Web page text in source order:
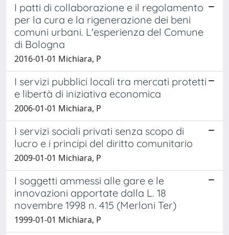
I patti di collaborazione e il regolamento
per la cura e la rigenerazione dei beni
comuni urbani. L'esperienza del Comune
di Bologna
2016-01-01 Michiara, P
I servizi pubblici locali tra mercati protetti
e libertà di iniziativa economica
2006-01-01 Michiara, P
I servizi sociali privati senza scopo di
lucro e i principi del diritto comunitario
2009-01-01 Michiara, P
I soggetti ammessi alle gare e le
innovazioni apportate dalla L. 18
novembre 1998 n. 415 (Merloni Ter)
1999-01-01 Michiara, P